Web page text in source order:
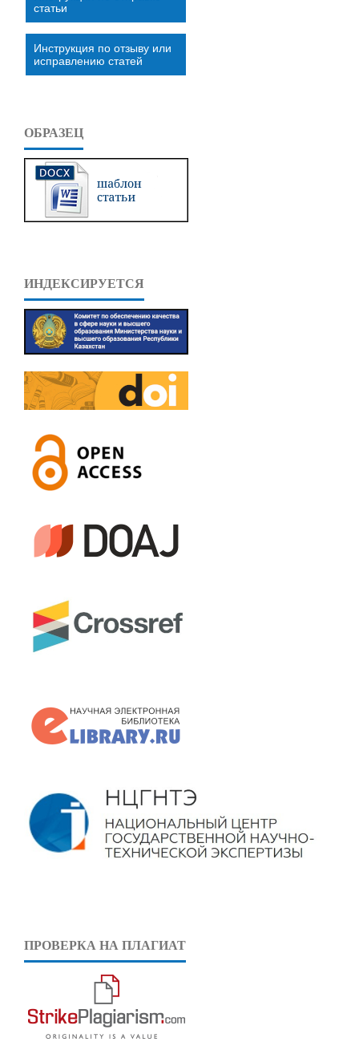
статьи
Инструкция по отзыву или
исправлению статей
ОБРАЗЕЦ
ИНДЕКСИРУЕТСЯ
ПРОВЕРКА НА ПЛАГИАТ